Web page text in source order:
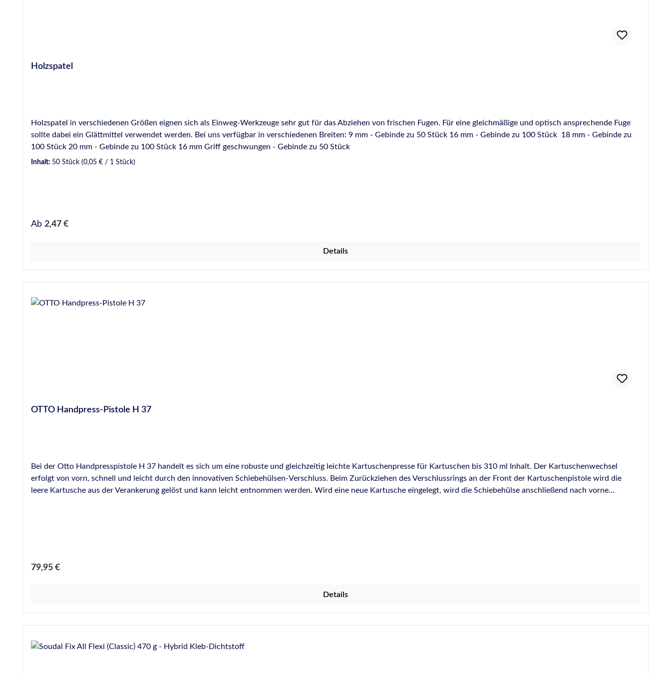
Holzspatel
Holzspatel in verschiedenen Größen eignen sich als Einweg-Werkzeuge sehr gut für das Abziehen von frischen Fugen. Für eine gleichmäßige und optisch ansprechende Fuge
sollte dabei ein Glättmittel verwendet werden. Bei uns verfügbar in verschiedenen Breiten: 9 mm - Gebinde zu 50 Stück 16 mm - Gebinde zu 100 Stück 18 mm - Gebinde zu
100 Stück 20 mm - Gebinde zu 100 Stück 16 mm Griff geschwungen - Gebinde zu 50 Stück
Inhalt: 50 Stück (0,05 € / 1 Stück)
Regulärer Preis:
Ab 2,47 €
Details
OTTO Handpress-Pistole H 37
Bei der Otto Handpresspistole H 37 handelt es sich um eine robuste und gleichzeitig leichte Kartuschenpresse für Kartuschen bis 310 ml Inhalt. Der Kartuschenwechsel
erfolgt von vorn, schnell und leicht durch den innovativen Schiebehülsen-Verschluss. Beim Zurückziehen des Verschlussrings an der Front der Kartuschenpistole wird die
leere Kartusche aus der Verankerung gelöst und kann leicht entnommen werden. Wird eine neue Kartusche eingelegt, wird die Schiebehülse anschließend nach vorne
Regulärer Preis:
79,95 €
Details